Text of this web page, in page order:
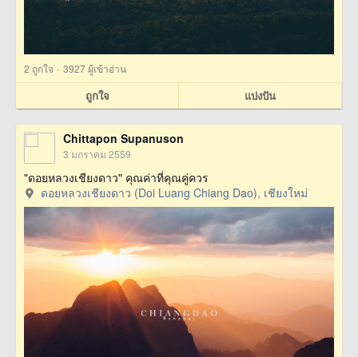
2 ถูกใจ · 3927 ผู้เข้าอ่าน
ถูกใจ แบ่งปัน
Chittapon Supanuson
3 มกราคม 2559
"ดอยหลวงเชียงดาว" คุณค่าที่คุณคู่ควร
ดอยหลวงเชียงดาว (Doi Luang Chiang Dao), เชียงใหม่